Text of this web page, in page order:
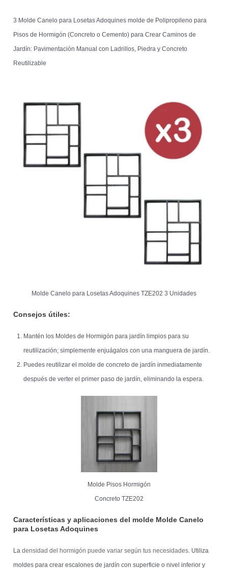
3 Molde Canelo para Losetas Adoquines molde de Polipropileno para
Pisos de Hormigón (Concreto o Cemento) para Crear Caminos de
Jardín: Pavimentación Manual con Ladrillos, Piedra y Concreto
Reutilizable
Molde Canelo para Losetas Adoquines TZE202 3 Unidades
Consejos útiles:
Mantén los Moldes de Hormigón para jardín limpios para su
reutilización; simplemente enjuágalos con una manguera de jardín.
Puedes reutilizar el molde de concreto de jardín inmediatamente
después de verter el primer paso de jardín, eliminando la espera.
Molde Pisos Hormigón
Concreto TZE202
Características y aplicaciones del molde Molde Canelo
para Losetas Adoquines
Ladensidad del hormigón puede variar según tus necesidades. Utiliza
moldes para crear escalones de jardín con superficie o nivel inferior y